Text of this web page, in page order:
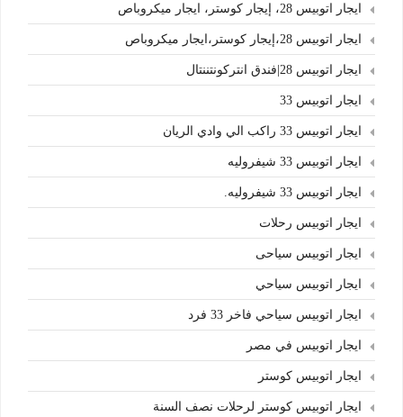
ايجار اتوبيس 28، إيجار كوستر، ايجار ميكروباص
ايجار اتوبيس 28،إيجار كوستر،ايجار ميكروباص
ايجار اتوبيس 28|فندق انتركونتننتال
ايجار اتوبيس 33
ايجار اتوبيس 33 راكب الي وادي الريان
ايجار اتوبيس 33 شيفروليه
ايجار اتوبيس 33 شيفروليه.
ايجار اتوبيس رحلات
ايجار اتوبيس سياحى
ايجار اتوبيس سياحي
ايجار اتوبيس سياحي فاخر 33 فرد
ايجار اتوبيس في مصر
ايجار اتوبيس كوستر
ايجار اتوبيس كوستر لرحلات نصف السنة